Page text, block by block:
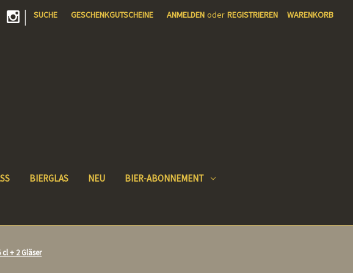
| SUCHE GESCHENKGUTSCHEINE ANMELDEN oder REGISTRIEREN WARENKORB
BIERGLAS NEU BIER-ABONNEMENT
cl + 2 Gläser